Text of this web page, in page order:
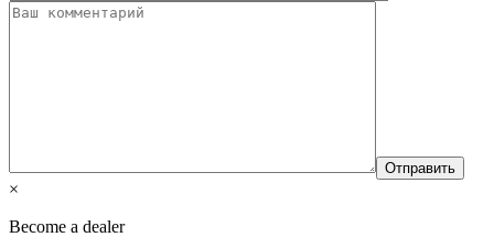
×
Become a dealer